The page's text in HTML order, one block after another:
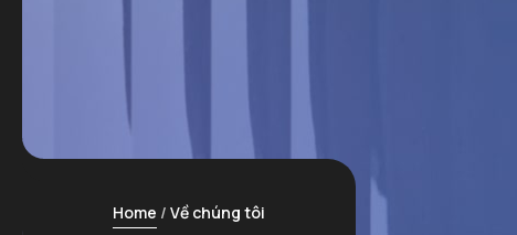
Home Về chúng tôi